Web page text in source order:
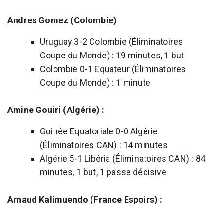
Andres Gomez (Colombie)
Uruguay 3-2 Colombie (Éliminatoires
Coupe du Monde) : 19 minutes, 1 but
Colombie 0-1 Equateur (Éliminatoires
Coupe du Monde) : 1 minute
Amine Gouiri (Algérie) :
Guinée Equatoriale 0-0 Algérie
(Éliminatoires CAN) : 14 minutes
Algérie 5-1 Libéria (Éliminatoires CAN) : 84
minutes, 1 but, 1 passe décisive
Arnaud Kalimuendo (France Espoirs) :